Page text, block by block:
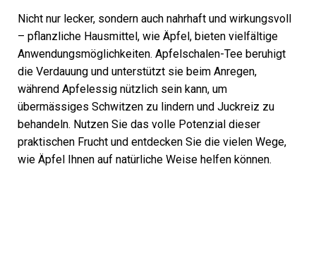
Nicht nur lecker, sondern auch nahrhaft und wirkungsvoll
– pflanzliche Hausmittel, wie Äpfel, bieten vielfältige
Anwendungsmöglichkeiten. Apfelschalen-Tee beruhigt
die Verdauung und unterstützt sie beim Anregen,
während Apfelessig nützlich sein kann, um
übermässiges Schwitzen zu lindern und Juckreiz zu
behandeln. Nutzen Sie das volle Potenzial dieser
praktischen Frucht und entdecken Sie die vielen Wege,
wie Äpfel Ihnen auf natürliche Weise helfen können.